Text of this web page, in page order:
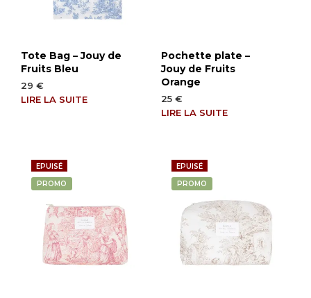
Tote Bag – Jouy de
Fruits Bleu
29 €
LIRE LA SUITE
Pochette plate –
Jouy de Fruits
Orange
25 €
LIRE LA SUITE
EPUISÉ
PROMO
EPUISÉ
PROMO